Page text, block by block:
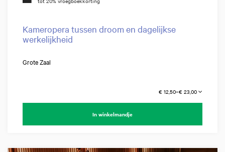
Kameropera tussen droom en dagelijkse
werkelijkheid
Grote Zaal
€ 12,50–€ 23,00
In winkelmandje